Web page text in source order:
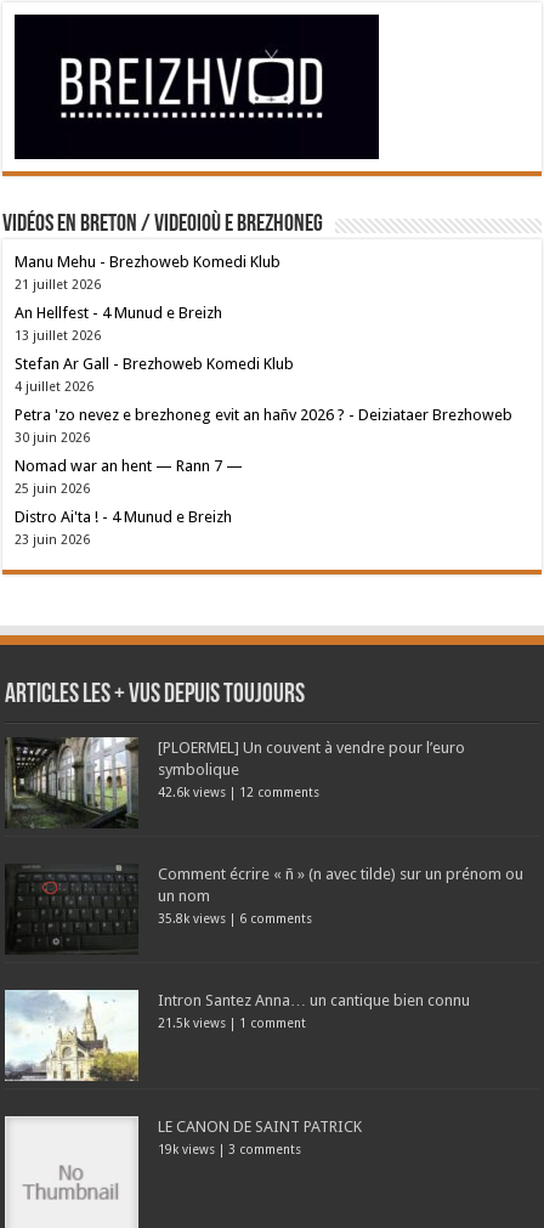
Vidéos en breton / Videoioù e brezhoneg
Manu Mehu - Brezhoweb Komedi Klub
21 juillet 2026
An Hellfest - 4 Munud e Breizh
13 juillet 2026
Stefan Ar Gall - Brezhoweb Komedi Klub
4 juillet 2026
Petra 'zo nevez e brezhoneg evit an hañv 2026 ? - Deiziataer Brezhoweb
30 juin 2026
Nomad war an hent — Rann 7 —
25 juin 2026
Distro Ai'ta ! - 4 Munud e Breizh
23 juin 2026
Articles les + vus depuis toujours
[PLOERMEL] Un couvent à vendre pour l’euro
symbolique
42.6k views | 12 comments
Comment écrire « ñ » (n avec tilde) sur un prénom ou
un nom
35.8k views | 6 comments
Intron Santez Anna… un cantique bien connu
21.5k views | 1 comment
LE CANON DE SAINT PATRICK
19k views | 3 comments